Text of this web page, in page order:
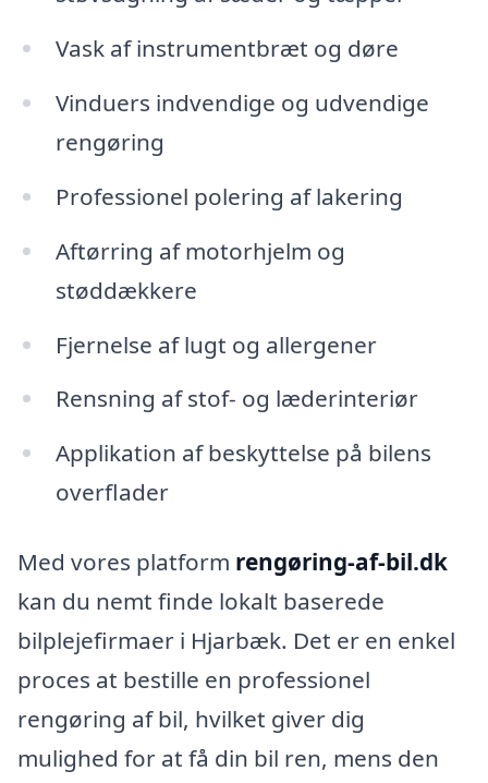
Vask af instrumentbræt og døre
Vinduers indvendige og udvendige
rengøring
Professionel polering af lakering
Aftørring af motorhjelm og
støddækkere
Fjernelse af lugt og allergener
Rensning af stof- og læderinteriør
Applikation af beskyttelse på bilens
overflader
Med vores platform rengøring-af-bil.dk
kan du nemt finde lokalt baserede
bilplejefirmaer i Hjarbæk. Det er en enkel
proces at bestille en professionel
rengøring af bil, hvilket giver dig
mulighed for at få din bil ren, mens den